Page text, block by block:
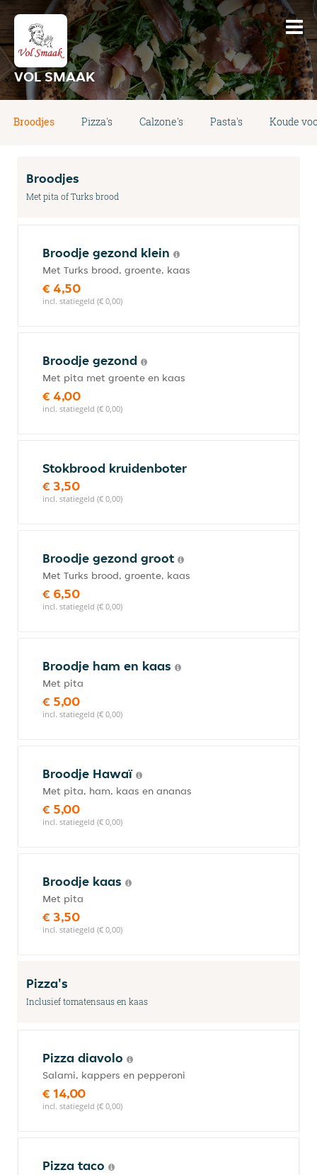
VOL SMAAK
Broodjes Pizza's Calzone's Pasta's Koude
Broodjes
Met pita of Turks brood
Broodje gezond klein
Met Turks brood, groente, kaas
€ 4,50
incl. statiegeld (€ 0,00)
Broodje gezond
Met pita met groente en kaas
€ 4,00
incl. statiegeld (€ 0,00)
Stokbrood kruidenboter
€ 3,50
incl. statiegeld (€ 0,00)
Broodje gezond groot
Met Turks brood, groente, kaas
€ 6,50
incl. statiegeld (€ 0,00)
Broodje ham en kaas
Met pita
€ 5,00
incl. statiegeld (€ 0,00)
Broodje Hawaï
Met pita, ham, kaas en ananas
€ 5,00
incl. statiegeld (€ 0,00)
Broodje kaas
Met pita
€ 3,50
incl. statiegeld (€ 0,00)
Pizza's
Inclusief tomatensaus en kaas
Pizza diavolo
Salami, kappers en pepperoni
€ 14,00
incl. statiegeld (€ 0,00)
Pizza taco